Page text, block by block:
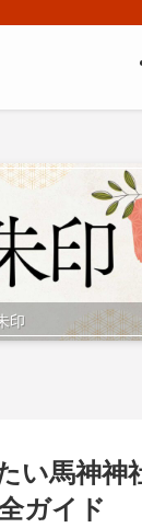
印
い馬神神
ガイド